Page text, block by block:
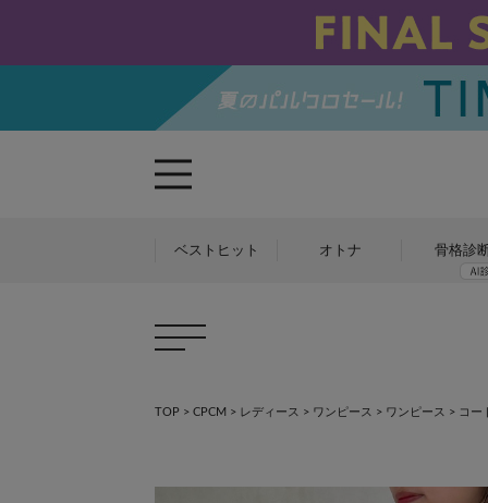
ベストヒット オトナ 骨格診
TOP > CPCM > レディース > ワンピース > ワンピース > コー